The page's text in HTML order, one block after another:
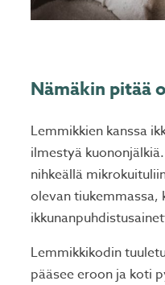
Nämäkin pitää
Lemmikkien kanssa
ilmestyä
nihkeällä
olevan tiukemmassa,
Lemmikkikodin
pääsee eroon ja koti